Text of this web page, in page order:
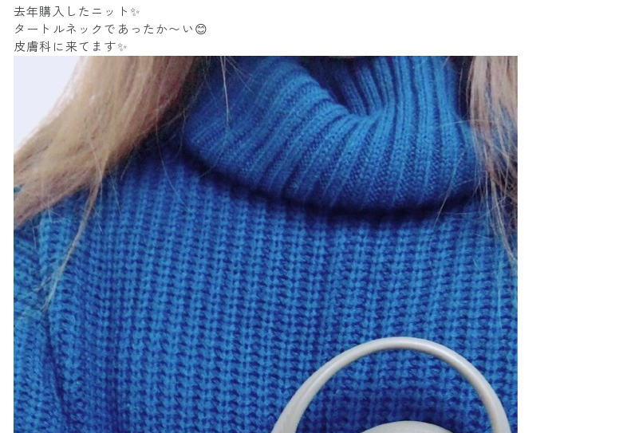
去年購入したニット✨
タートルネックであったか〜い😊
皮膚科に来てます✨